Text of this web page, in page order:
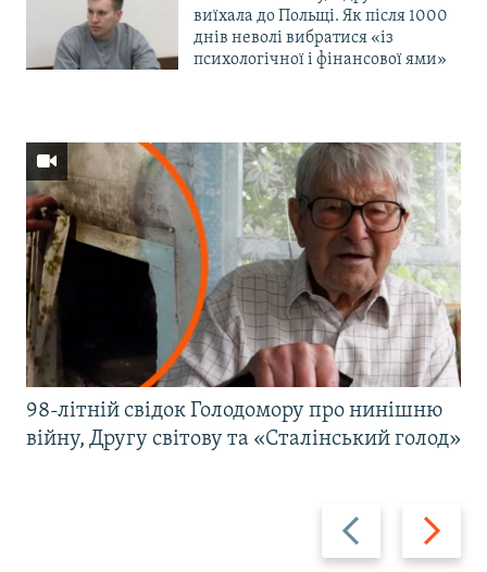
виїхала до Польщі. Як після 1000
днів неволі вибратися «із
психологічної і фінансової ями»
Назад Вперед
98-літній свідок Голодомору про нинішню
війну, Другу світову та «Сталінський голод»